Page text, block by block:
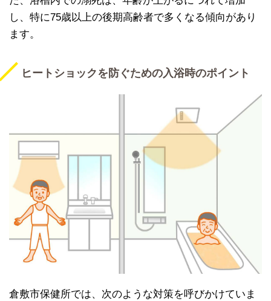
し、特に75歳以上の後期高齢者で多くなる傾向があり
ます。
ヒートショックを防ぐための入浴時のポイント
倉敷市保健所では、次のような対策を呼びかけていま